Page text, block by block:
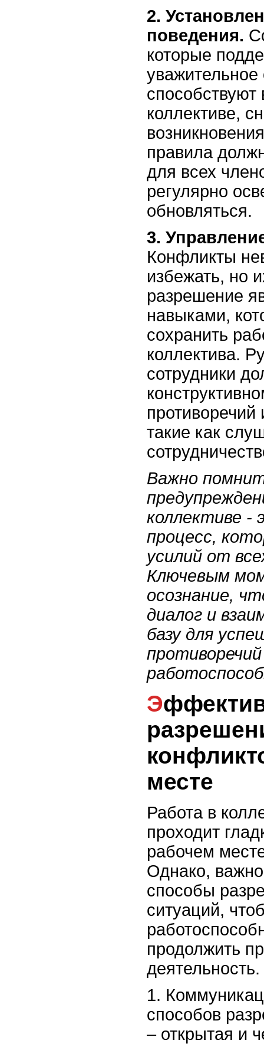
2.
поведения.
которые
коллективе,
правила
для всех
регулярно
обновляться.
3.
Конфликты
избежать, но
разрешение
навыками,
сохранить
коллектива.
сотрудники
такие как
Важно
коллективе -
процесс,
усилий от
Ключевым
осознание,
диалог и
базу для
Эффективные способы
месте
Работа в
проходит
рабочем
Однако,
способы
ситуаций,
продолжить
деятельность.
1.
способов
– открытая и